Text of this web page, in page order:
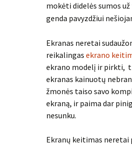
mokėti didelės sumos
genda pavyzdžiui
Ekranas neretai
reikalingas ekrano
ekrano modelį ir pirkti,
ekranas kainuotų
žmonės taiso savo
ekraną, ir paima dar
nesunku.
Ekranų keitimas